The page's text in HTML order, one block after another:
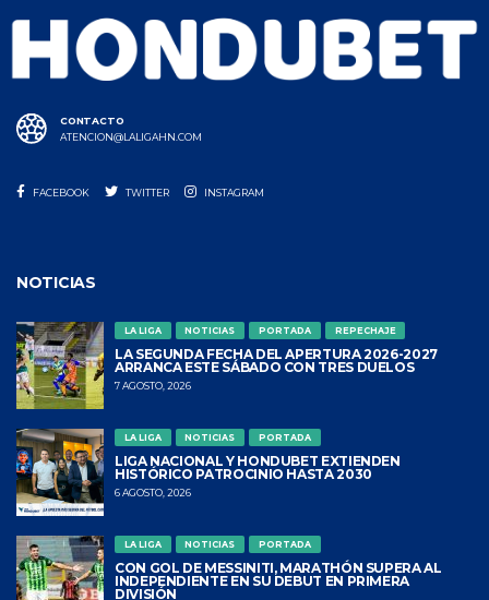
CONTACTO
ATENCION@LALIGAHN.COM
FACEBOOK TWITTER INSTAGRAM
NOTICIAS
LA LIGA NOTICIAS PORTADA REPECHAJE
LA SEGUNDA FECHA DEL APERTURA 2026-2027
ARRANCA ESTE SÁBADO CON TRES DUELOS
7 AGOSTO, 2026
LA LIGA NOTICIAS PORTADA
LIGA NACIONAL Y HONDUBET EXTIENDEN
HISTÓRICO PATROCINIO HASTA 2030
6 AGOSTO, 2026
LA LIGA NOTICIAS PORTADA
CON GOL DE MESSINITI, MARATHÓN SUPERA AL
INDEPENDIENTE EN SU DEBUT EN PRIMERA
DIVISIÓN